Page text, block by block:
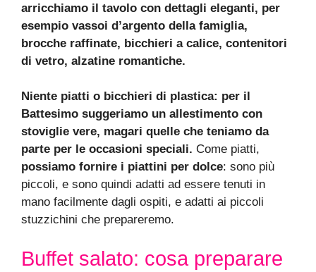
arricchiamo il tavolo con dettagli eleganti, per
esempio vassoi d’argento della famiglia,
brocche raffinate, bicchieri a calice, contenitori
di vetro, alzatine romantiche.
Niente piatti o bicchieri di plastica: per il
Battesimo suggeriamo un allestimento con
stoviglie vere, magari quelle che teniamo da
parte per le occasioni speciali. Come piatti,
possiamo fornire i piattini per dolce: sono più
piccoli, e sono quindi adatti ad essere tenuti in
mano facilmente dagli ospiti, e adatti ai piccoli
stuzzichini che prepareremo.
Buffet salato: cosa preparare